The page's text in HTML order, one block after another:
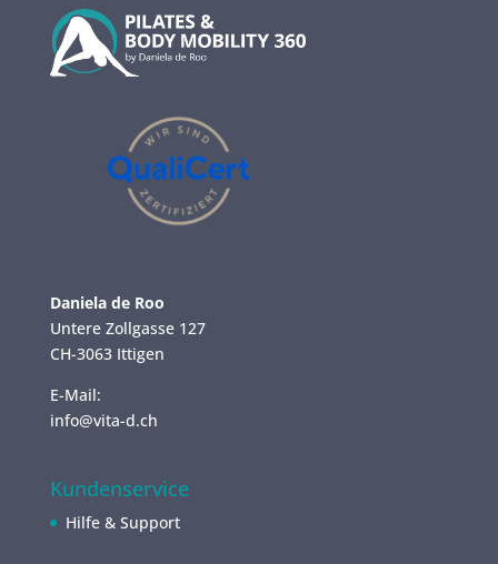
Daniela de Roo
Untere Zollgasse 127
CH-3063 Ittigen
E-Mail:
info@vita-d.ch
Kundenservice
Hilfe & Support